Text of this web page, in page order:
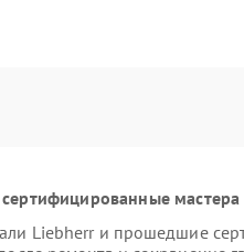
мастера
Liebherr и прошедшие